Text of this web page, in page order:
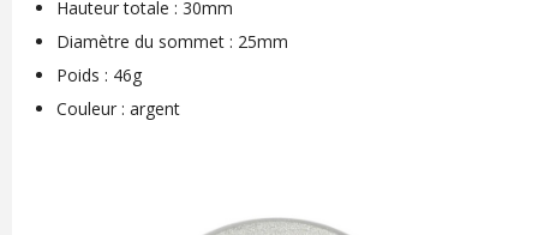
Hauteur totale : 30mm
Diamètre du sommet : 25mm
Poids : 46g
Couleur : argent